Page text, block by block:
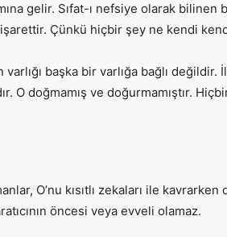
gelir. Sıfat-ı nefsiye olarak
işarettir. Çünkü hiçbir şey ne kendi
varlığı başka bir varlığa bağlı
O doğmamış ve doğurmamıştır.
O’nu kısıtlı zekaları ile
öncesi veya evveli olamaz.